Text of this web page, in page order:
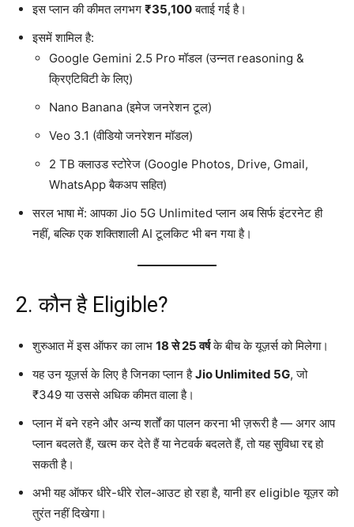
इस प्लान की कीमत लगभग ₹35,100बताई गई है।
इसमें शामिल है:
Google Gemini 2.5 Pro मॉडल (उन्नत reasoning &
क्रिएटिविटी के लिए)
Nano Banana (इमेज जनरेशन टूल)
Veo 3.1 (वीडियो जनरेशन मॉडल)
2 TB क्लाउड स्टोरेज (Google Photos, Drive, Gmail,
WhatsApp बैकअप सहित)
सरल भाषा में: आपका Jio 5G Unlimited प्लान अब सिर्फ इंटरनेट ही
नहीं, बल्कि एक शक्तिशाली AI टूलकिट भी बन गया है।
2. कौन है Eligible?
शुरुआत में इस ऑफर का लाभ 18 से 25 वर्षके बीच के यूज़र्स को मिलेगा।
यह उन यूज़र्स के लिए है जिनका प्लान हैJio Unlimited 5G, जो
₹349 या उससे अधिक कीमत वाला है।
प्लान में बने रहने और अन्य शर्तों का पालन करना भी ज़रूरी है — अगर आप
प्लान बदलते हैं, खत्म कर देते हैं या नेटवर्क बदलते हैं, तो यह सुविधा रद्द हो
सकती है।
अभी यह ऑफर धीरे-धीरे रोल-आउट हो रहा है, यानी हर eligible यूज़र को
तुरंत नहीं दिखेगा।